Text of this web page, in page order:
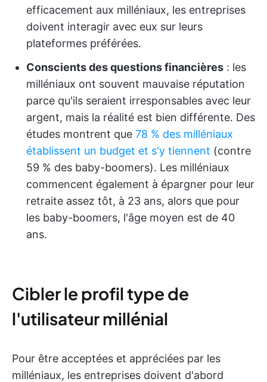
efficacement aux milléniaux, les entreprises
doivent interagir avec eux sur leurs
plateformes préférées.
Conscients des questions financières : les
milléniaux ont souvent mauvaise réputation
parce qu'ils seraient irresponsables avec leur
argent, mais la réalité est bien différente. Des
études montrent que 78 % des milléniaux
établissent un budget et s'y tiennent (contre
59 % des baby-boomers). Les milléniaux
commencent également à épargner pour leur
retraite assez tôt, à 23 ans, alors que pour
les baby-boomers, l'âge moyen est de 40
ans.
Cibler le profil type de
l'utilisateur millénial
Pour être acceptées et appréciées par les
milléniaux, les entreprises doivent d'abord